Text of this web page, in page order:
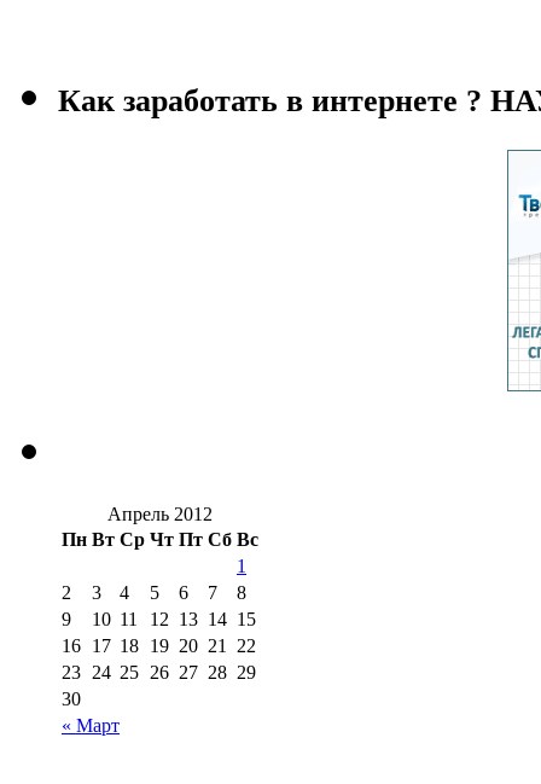
Как заработать в интернете
Апрель 2012
Пн Вт Ср Чт Пт Сб Вс
« Март
1
2
3 4 5 6 7
8
9
10 11 12 13 14 15
16 17 18 19 20 21
22
23 24 25 26 27 28 29
30